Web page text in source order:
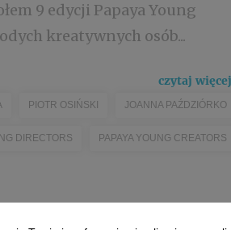
9 edycji Papaya Young
kreatywnych osób...
czytaj
PIOTR OSIŃSKI JOANNA PAŹDZIÓRKO
DIRECTORS PAPAYA YOUNG CREATORS